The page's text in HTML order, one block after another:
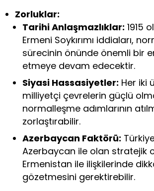
Zorluklar:
Tarihi Anlaşmazlıklar: 1915
Ermeni Soykırımı iddiaları,
sürecinin önünde önemli bir
etmeye devam edecektir.
Siyasi Hassasiyetler: Her iki
milliyetçi çevrelerin güçlü
normalleşme adımlarının
zorlaştırabilir.
Azerbaycan Faktörü:
Azerbaycan ile olan stratejik
Ermenistan ile ilişkilerinde
gözetmesini gerektirebilir.